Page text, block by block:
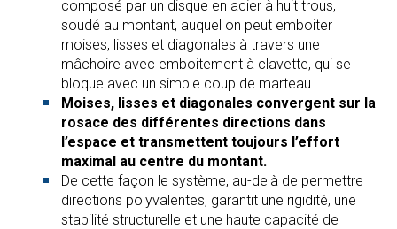
composé par un disque en acier à huit trous,
soudé au montant, auquel on peut emboiter
moises, lisses et diagonales à travers une
mâchoire avec emboitement à clavette, qui se
bloque avec un simple coup de marteau.
Moises, lisses et diagonales convergent sur la
rosace des différentes directions dans
l’espace et transmettent toujours l’effort
maximal au centre du montant.
De cette façon le système, au-delà de permettre
directions polyvalentes, garantit une rigidité, une
stabilité structurelle et une haute capacité de